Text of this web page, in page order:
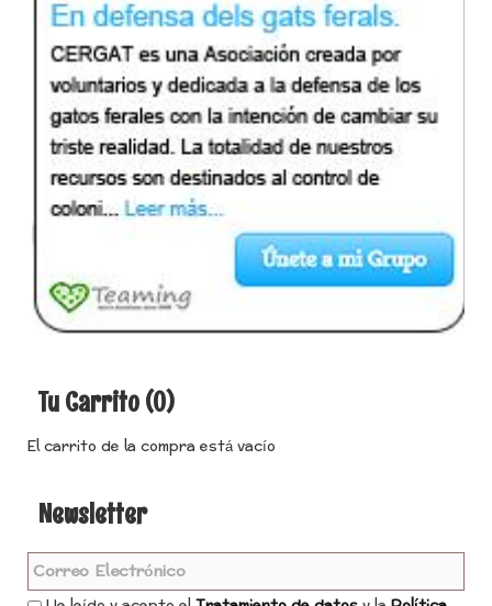
Tu Carrito (0)
El carrito de la compra está vacío
Newsletter